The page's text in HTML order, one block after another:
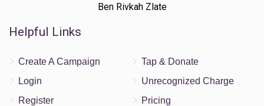
Ben Rivkah Zlate
Helpful Links
Create A Campaign
Login
Register
Tap & Donate
Unrecognized Charge
Pricing